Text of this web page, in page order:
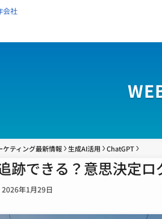
会社
ケティング最新情報 生成AI活用 ChatGPT
跡できる？意思決定ロ
2026年1月29日